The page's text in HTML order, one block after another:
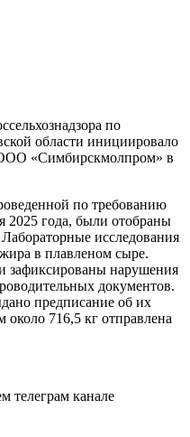
по
области инициировало
«Симбирскмолпром» в
по требованию
2025 года, были отобраны
исследования
в плавленом сыре.
зафиксированы нарушения
документов.
предписание об их
716,5 кг отправлена
телеграм канале